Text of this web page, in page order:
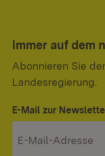
Immer auf dem
Abonnieren Sie
Landesregierung.
E-Mail zur